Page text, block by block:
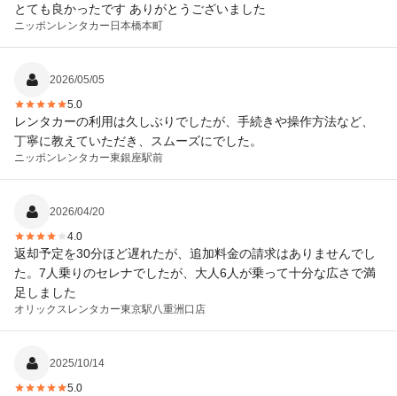
とても良かったです ありがとうございました
ニッポンレンタカー 日本橋本町
2026/05/05
5.0
レンタカーの利用は久しぶりでしたが、手続きや操作方法など、
丁寧に教えていただき、スムーズにでした。
ニッポンレンタカー東銀座駅前
2026/04/20
4.0
返却予定を30分ほど遅れたが、追加料金の請求はありませんでし
た。7人乗りのセレナでしたが、大人6人が乗って十分な広さで満
足しました
オリックスレンタカー東京駅八重洲口店
2025/10/14
5.0